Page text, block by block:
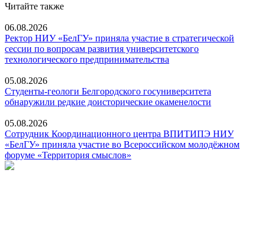
Читайте также
06.08.2026
Ректор НИУ «БелГУ» приняла участие в стратегической
сессии по вопросам развития университетского
технологического предпринимательства
05.08.2026
Студенты-геологи Белгородского госуниверситета
обнаружили редкие доисторические окаменелости
05.08.2026
Сотрудник Координационного центра ВПИТИПЭ НИУ
«БелГУ» приняла участие во Всероссийском молодёжном
форуме «Территория смыслов»